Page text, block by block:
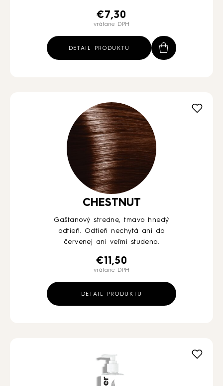
€ 7,30
vrátane DPH
DETAIL PRODUKTU
CHESTNUT
Gaštanový stredne, tmavo hnedý
odtieň. Odtieň nechytá ani do
červenej ani veľmi studeno.
€ 11,50
vrátane DPH
DETAIL PRODUKTU